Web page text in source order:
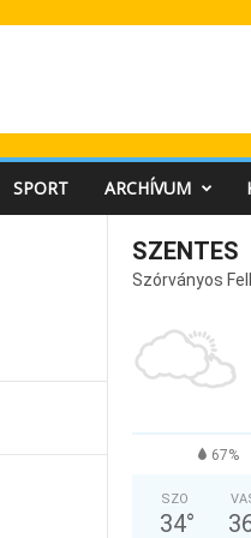
SPORT ARCHÍVUM
SZENTES
Szórványos
67%
SZO
34°